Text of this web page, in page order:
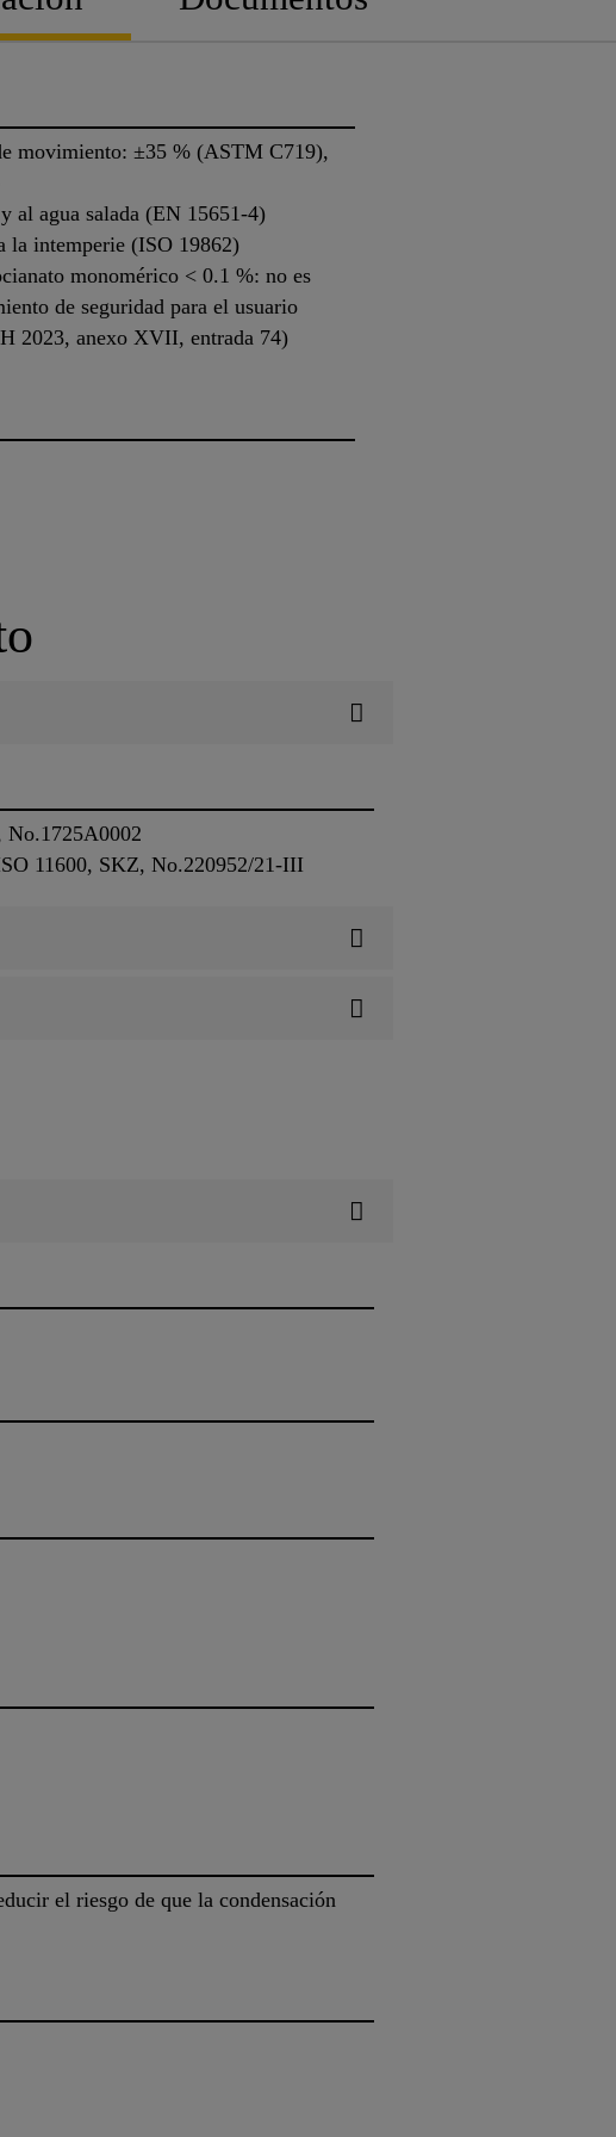
movimiento: ±35 % (ASTM C719),
al agua salada (EN 15651-4)
la intemperie (ISO 19862)
monomérico < 0.1 %: no es
de seguridad para el usuario
2023, anexo XVII, entrada 74)
No.1725A0002
11600, SKZ, No.220952/21-III
el riesgo de que la condensación